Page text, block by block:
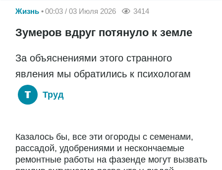
Жизнь 00:03 / 03 Июля 2026 3414
Зумеров вдруг потянуло к земле
За объяснениями этого странного
явления мы обратились к психологам
Труд
Казалось бы, все эти огороды с семенами,
рассадой, удобрениями и нескончаемые
ремонтные работы на фазенде могут вызвать